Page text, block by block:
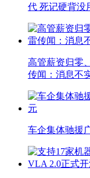
代 死记硬背没
高管薪资归零
传闻：消息不
车企集体驰援